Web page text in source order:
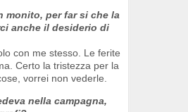
monito, per far si che la
anche il desiderio di
con me stesso. Le ferite
Certo la tristezza per la
vorrei non vederle.
nella campagna,